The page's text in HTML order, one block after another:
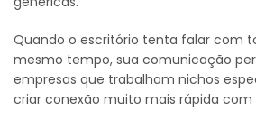
Quando o escritório tenta falar com
mesmo tempo, sua comunicação
empresas que trabalham nichos
criar conexão muito mais rápida com